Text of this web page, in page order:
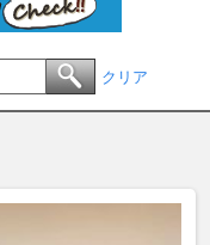
クリア